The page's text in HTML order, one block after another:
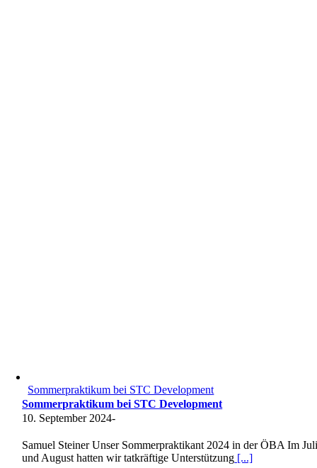
Sommerpraktikum bei STC Development
Sommerpraktikum bei STC Development
10. September 2024-
Samuel Steiner Unser Sommerpraktikant 2024 in der ÖBA Im
und August hatten wir tatkräftige Unterstützung [...]